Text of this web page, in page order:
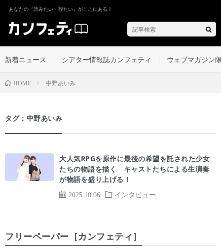
あなたの『読みたい・観たい』がここにある！
新着ニュース シアター情報誌カンフェティ ウェブマガジン
HOME 中野あいみ
タグ：中野あいみ
2025.10.06 インタビュー
大人気RPGを原作に最後の希望を託された少女
たちの物語を描く キャストたちによる生演奏
が物語を盛り上げる！
フリーペーパー［カンフェティ］